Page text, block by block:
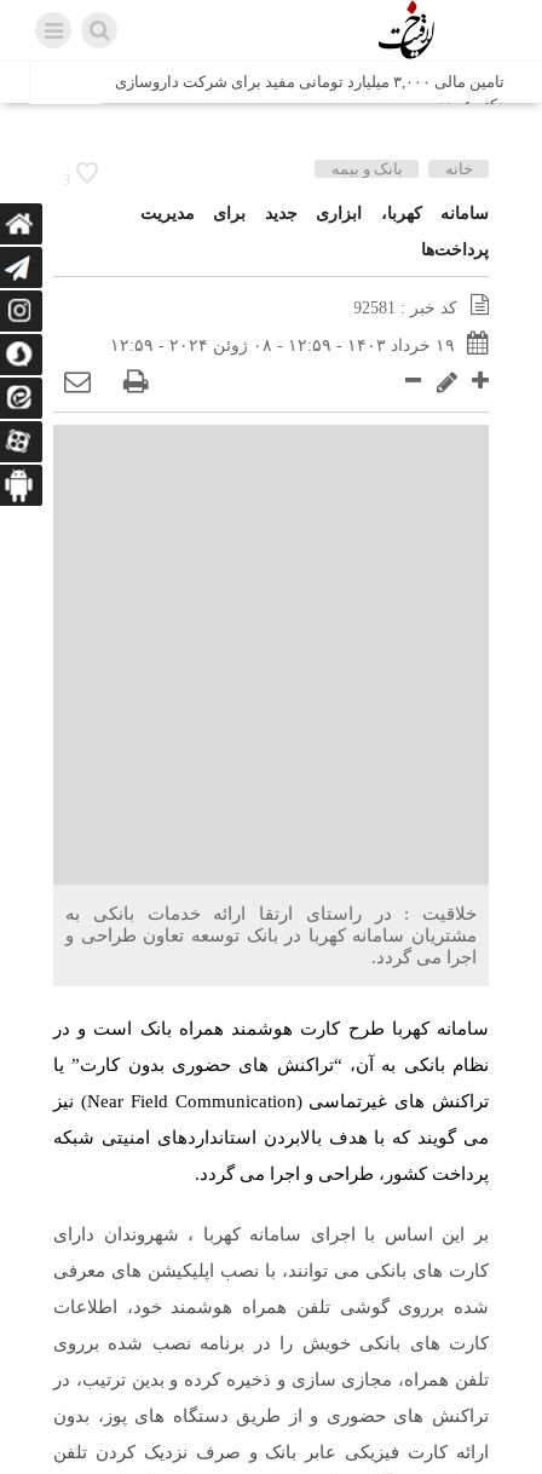
تامین مالی ۳,۰۰۰ میلیارد تومانی مفید برای شرکت داروسازی
دکتر عبیدی
شش وزیر کابینه پاکستان با حضور در سفارت ایران در اسلام
اتابک: ظرفیت های جدید همکاری‌های تجاری ایران و پاکستان با
محوریت بخش خصوصی فعال می‌شود
در مسیر جا‌مانده‌ها، دل‌ها به کربلا رسیده است
وزیر صمت خواستار پیگیری کانتینرهای ایرانی در بندر کراچی
شد / تجارت ۱۰ میلیارد دلاری ایران و پاکستان
3
خانه بانک و بیمه
سامانه‌ کهربا، ابزاری جدید برای مدیریت
پرداخت‌ها
کد خبر : 92581
۱۹ خرداد ۱۴۰۳ - ۱۲:۵۹ - ۰۸ ژوئن ۲۰۲۴ - ۱۲:۵۹
خلاقیت : در راستای ارتقا ارائه خدمات بانکی به
مشتریان سامانه کهربا در بانک توسعه تعاون طراحی و
اجرا می گردد.
سامانه کهربا طرح کارت هوشمند همراه بانک است و در
نظام بانکی به آن، “تراکنش ‎های حضوری بدون کارت” یا
تراکنش های غیرتماسی (Near Field Communication) نیز
می گویند که با هدف بالابردن استانداردهای امنیتی شبکه
پرداخت کشور، طراحی و اجرا می گردد.
بر این اساس با اجرای سامانه کهربا ، شهروندان دارای
کارت های بانکی می توانند، با نصب اپلیکیشن های معرفی
شده برروی گوشی تلفن همراه هوشمند خود، اطلاعات
کارت های بانکی خویش را در برنامه نصب شده برروی
تلفن همراه، مجازی سازی و ذخیره کرده و بدین ترتیب، در
تراکنش های حضوری و از طریق دستگاه های پوز، بدون
ارائه کارت فیزیکی عابر بانک و صرف نزدیک کردن تلفن